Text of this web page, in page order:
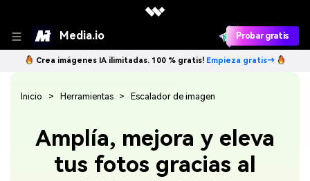
Media.io Probar gratis
Crea imágenes IA ilimitadas. 100 % gratis! Empieza gratis→
Amplía, mejora y eleva
tus fotos gracias al
Inicio Herramientas Escalador de imagen